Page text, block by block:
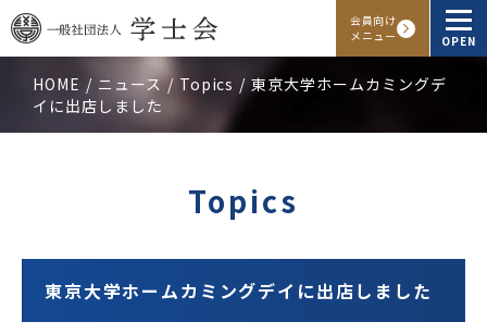
会員向け
メニュー
OPEN
学士会概要
会員向けサービス
HOME ニュース Topics
東京大学ホームカミングデ
イに出店しました
Topics
東京大学ホームカミングデイに出店しました